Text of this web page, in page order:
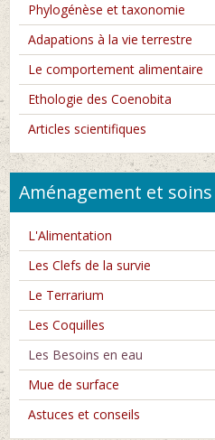
Phylogénèse et taxonomie
Adapations à la vie terrestre
Le comportement alimentaire
Ethologie des Coenobita
Articles scientifiques
Aménagement et soins
L'Alimentation
Les Clefs de la survie
Le Terrarium
Les Coquilles
Les Besoins en eau
Mue de surface
Astuces et conseils